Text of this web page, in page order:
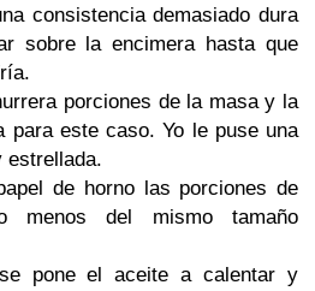
consistencia demasiado dura
sobre la encimera hasta que
porciones de la masa y la
para este caso. Yo le puse una
estrellada.
de horno las porciones de
menos del mismo tamaño
pone el aceite a calentar y